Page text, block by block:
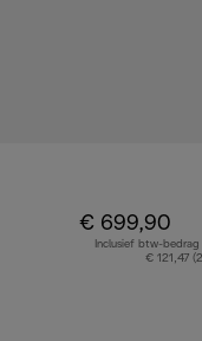
€ 699,90
Inclusief btw-bedrag
€ 121,47